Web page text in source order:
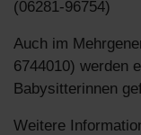
(06281-96754)
Auch im
6744010) werden
Babysitterinnen
Weitere